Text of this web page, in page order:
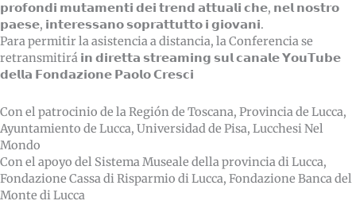
𝗽𝗿𝗼𝗳𝗼𝗻𝗱𝗶 𝗺𝘂𝘁𝗮𝗺𝗲𝗻𝘁𝗶 𝗱𝗲𝗶 𝘁𝗿𝗲𝗻𝗱 𝗮𝘁𝘁𝘂𝗮𝗹𝗶 𝗰𝗵𝗲, 𝗻𝗲𝗹 𝗻𝗼𝘀𝘁𝗿𝗼
𝗽𝗮𝗲𝘀𝗲, 𝗶𝗻𝘁𝗲𝗿𝗲𝘀𝘀𝗮𝗻𝗼 𝘀𝗼𝗽𝗿𝗮𝘁𝘁𝘂𝘁𝘁𝗼 𝗶 𝗴𝗶𝗼𝘃𝗮𝗻𝗶.
Para permitir la asistencia a distancia, la Conferencia se
retransmitirá 𝗶𝗻 𝗱𝗶𝗿𝗲𝘁𝘁𝗮 𝘀𝘁𝗿𝗲𝗮𝗺𝗶𝗻𝗴 𝘀𝘂𝗹 𝗰𝗮𝗻𝗮𝗹𝗲 𝗬𝗼𝘂𝗧𝘂𝗯𝗲
𝗱𝗲𝗹𝗹𝗮 𝗙𝗼𝗻𝗱𝗮𝘇𝗶𝗼𝗻𝗲 𝗣𝗮𝗼𝗹𝗼 𝗖𝗿𝗲𝘀𝗰𝗶
Con el patrocinio de la Región de Toscana, Provincia de Lucca,
Ayuntamiento de Lucca, Universidad de Pisa, Lucchesi Nel
Mondo
Con el apoyo del Sistema Museale della provincia di Lucca,
Fondazione Cassa di Risparmio di Lucca, Fondazione Banca del
Monte di Lucca